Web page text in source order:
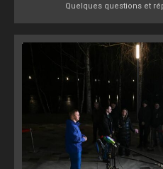
Quelques questions et